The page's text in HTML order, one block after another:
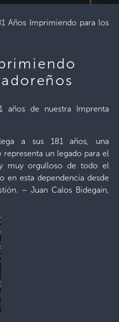
Años Imprimiendo para los
años de nuestra Imprenta
a sus 181 años, una
un legado para el
muy orgulloso de todo el
en esta dependencia desde
– Juan Calos Bidegain,